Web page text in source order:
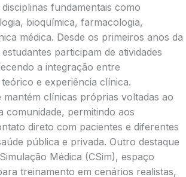
fundamentais como
bioquímica, farmacologia,
médica. Desde os primeiros anos da
participam de atividades
a integração entre
e experiência clínica.
mantém clínicas próprias voltadas ao
comunidade, permitindo aos
direto com pacientes e diferentes
pública e privada. Outro destaque
Médica (CSim), espaço
treinamento em cenários realistas,